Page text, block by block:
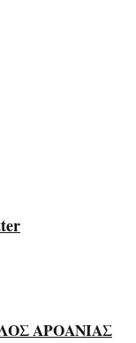
ΑΡΟΑΝΙΑΣ